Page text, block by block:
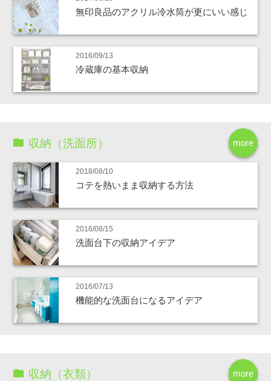
無印良品のアクリル冷水筒が更にいい感じ
2016/09/13
冷蔵庫の基本収納
more
収納（洗面所）
2018/08/10
コテを熱いまま収納する方法
2016/08/15
洗面台下の収納アイデア
2016/07/13
機能的な洗面台になるアイデア
more
収納（衣類）